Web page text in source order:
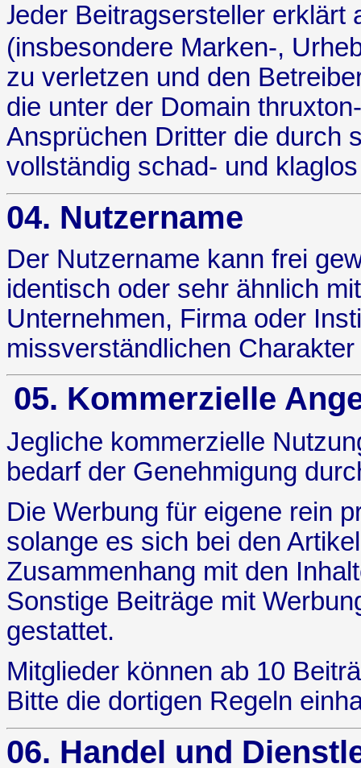
Jeder Beitragsersteller erklärt
(insbesondere Marken-,
zu verletzen und den
die unter der Domain
Ansprüchen Dritter die durch
vollständig schad- und
04. Nutzername
Der Nutzername kann frei
identisch oder sehr ähnlich
Unternehmen, Firma oder
missverständlichen
05. Kommerzielle
Jegliche kommerzielle
bedarf der Genehmigung
Die Werbung für eigene rein
solange es sich bei den
Zusammenhang mit den
Sonstige Beiträge mit
gestattet.
Mitglieder können ab 10
Bitte die dortigen Regeln
06. Handel und